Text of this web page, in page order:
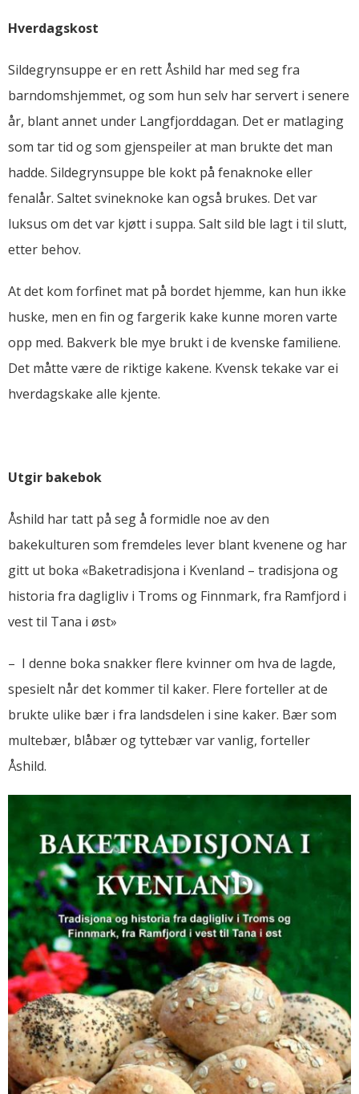
Hverdagskost
Sildegrynsuppe er en rett Åshild har med seg fra
barndomshjemmet, og som hun selv har servert i senere
år, blant annet under Langfjorddagan. Det er matlaging
som tar tid og som gjenspeiler at man brukte det man
hadde. Sildegrynsuppe ble kokt på fenaknoke eller
fenalår. Saltet svineknoke kan også brukes. Det var
luksus om det var kjøtt i suppa. Salt sild ble lagt i til slutt,
etter behov.
At det kom forfinet mat på bordet hjemme, kan hun ikke
huske, men en fin og fargerik kake kunne moren varte
opp med. Bakverk ble mye brukt i de kvenske familiene.
Det måtte være de riktige kakene. Kvensk tekake var ei
hverdagskake alle kjente.
Utgir bakebok
Åshild har tatt på seg å formidle noe av den
bakekulturen som fremdeles lever blant kvenene og har
gitt ut boka «Baketradisjona i Kvenland – tradisjona og
historia fra dagligliv i Troms og Finnmark, fra Ramfjord i
vest til Tana i øst»
– I denne boka snakker flere kvinner om hva de lagde,
spesielt når det kommer til kaker. Flere forteller at de
brukte ulike bær i fra landsdelen i sine kaker. Bær som
multebær, blåbær og tyttebær var vanlig, forteller
Åshild.